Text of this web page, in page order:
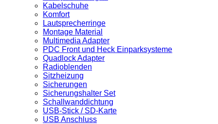
Kabelschuhe
Komfort
Lautsprecherringe
Montage Material
Multimedia Adapter
PDC Front und Heck Einparksysteme
Quadlock Adapter
Radioblenden
Sitzheizung
Sicherungen
Sicherungshalter Set
Schallwanddichtung
USB-Stick / SD-Karte
USB Anschluss